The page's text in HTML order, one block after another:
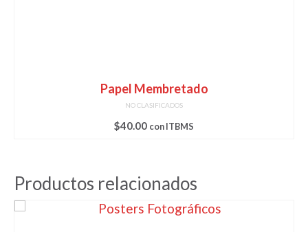
Papel Membretado
NO CLASIFICADOS
$40.00 con ITBMS
Productos relacionados